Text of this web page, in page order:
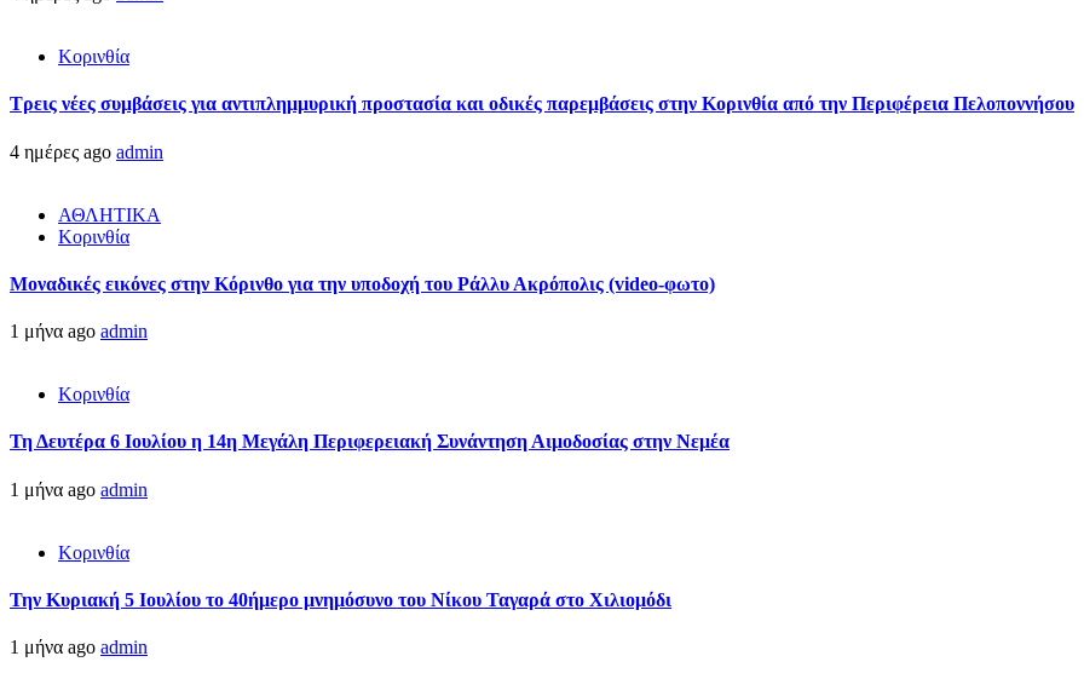
Κορινθία
Τρεις νέες συμβάσεις για αντιπλημμυρική προστασία και οδικές παρεμβάσεις στην Κορινθία από την Περιφέρεια Πελοποννήσου
4 ημέρες ago admin
ΑΘΛΗΤΙΚΑ
Κορινθία
Μοναδικές εικόνες στην Κόρινθο για την υποδοχή του Ράλλυ Ακρόπολις (video-φωτο)
1 μήνα ago admin
Κορινθία
Τη Δευτέρα 6 Ιουλίου η 14η Μεγάλη Περιφερειακή Συνάντηση Αιμοδοσίας στην Νεμέα
1 μήνα ago admin
Κορινθία
Την Κυριακή 5 Ιουλίου το 40ήμερο μνημόσυνο του Νίκου Ταγαρά στο Χιλιομόδι
1 μήνα ago admin